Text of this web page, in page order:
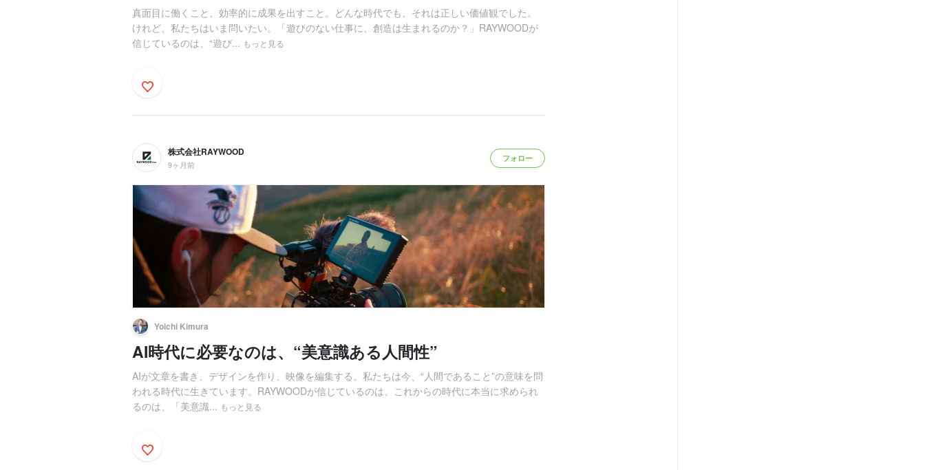
真面目に働くこと、効率的に成果を出すこと。どんな時代でも、それは正しい価値観でした。
けれど、私たちはいま問いたい。「遊びのない仕事に、創造は生まれるのか？」RAYWOODが
信じているのは、“遊び... もっと見る
株式会社RAYWOOD
9ヶ月前
フォロー
Yoichi Kimura
AI時代に必要なのは、“美意識ある人間性”
AIが文章を書き、デザインを作り、映像を編集する。私たちは今、“人間であること”の意味を問
われる時代に生きています。RAYWOODが信じているのは、これからの時代に本当に求められ
るのは、「美意識... もっと見る